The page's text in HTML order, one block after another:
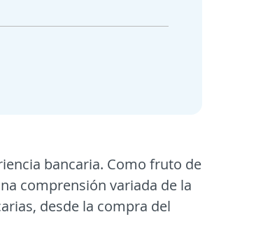
bancaria. Como fruto de
comprensión variada de la
desde la compra del